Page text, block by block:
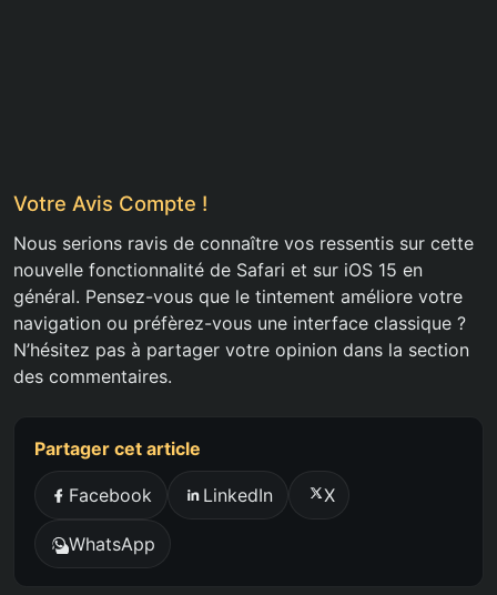
Votre Avis Compte !
Nous serions ravis de connaître vos ressentis sur cette
nouvelle fonctionnalité de Safari et sur iOS 15 en
général. Pensez-vous que le tintement améliore votre
navigation ou préfèrez-vous une interface classique ?
N’hésitez pas à partager votre opinion dans la section
des commentaires.
Partager cet article
Facebook LinkedIn X
WhatsApp